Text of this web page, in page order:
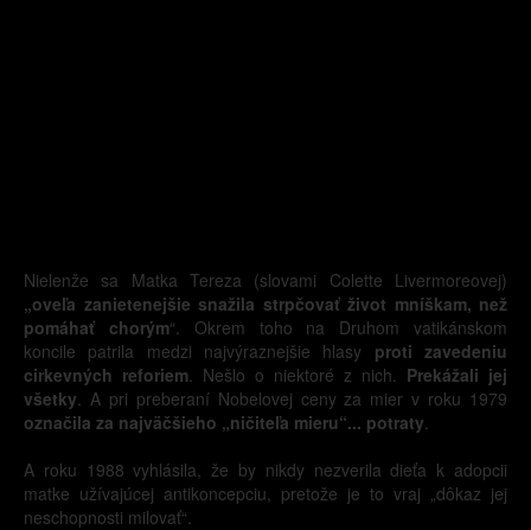
Nielenže sa Matka Tereza (slovami Colette Livermoreovej)
„oveľa zanietenejšie snažila strpčovať život mníškam, než
pomáhať chorým“. Okrem toho na Druhom vatikánskom
koncile patrila medzi najvýraznejšie hlasy proti zavedeniu
cirkevných reforiem. Nešlo o niektoré z nich. Prekážali jej
všetky. A pri preberaní Nobelovej ceny za mier v roku 1979
označila za najväčšieho „ničiteľa mieru“... potraty.
A roku 1988 vyhlásila, že by nikdy nezverila dieťa k adopcii
matke užívajúcej antikoncepciu, pretože je to vraj „dôkaz jej
neschopnosti milovať“.